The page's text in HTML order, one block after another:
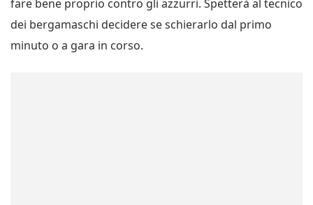
fare bene proprio contro gli azzurri. Spetterà al tecnico
dei bergamaschi decidere se schierarlo dal primo
minuto o a gara in corso.